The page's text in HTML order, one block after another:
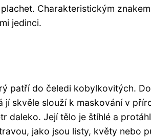
Charakteristickým
jedinci.
patří do čeledi kobylkovitých.
skvěle slouží k maskování v
daleko. Její tělo je štíhlé a
jako jsou listy, květy nebo